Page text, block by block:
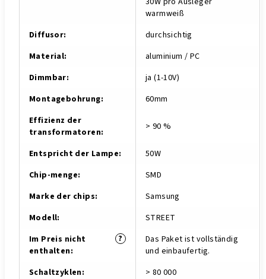
warmweiß
Diffusor:
durchsichtig
Material:
aluminium / PC
Dimmbar:
ja (1-10V)
Montagebohrung:
60mm
Effizienz der
transformatoren: > 90 %
Entspricht der Lampe:
50W
Chip-menge:
SMD
Marke der chips:
Samsung
Modell:
STREET
?
Im Preis nicht
enthalten:
Das Paket ist vollständig
und einbaufertig.
Schaltzyklen:
> 80 000